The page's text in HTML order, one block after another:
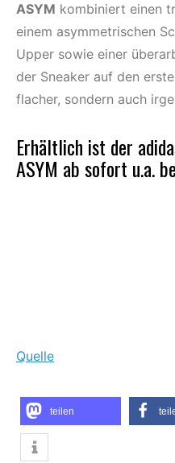
ASYM kombiniert einen
einem asymmetrischen
Upper sowie einer
der Sneaker auf den
flacher, sondern auch
Erhältlich ist der
ASYM ab sofort u.a.
Quelle
teilen